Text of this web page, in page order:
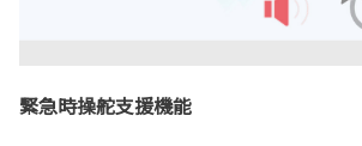
緊急時操舵支援機能